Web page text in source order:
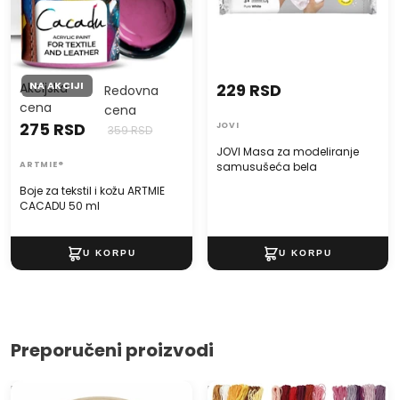
NA AKCIJI
Boje za tekstil i kožu ARTMIE
CACADU 50 ml
Akcijska
cena
275 RSD
Redovna
cena
359 RSD
ARTMIE®
JOVI Masa za modeliranje
samusušeća bela
229 RSD
JOVI
Preporučeni proizvodi
Ram za vez Konci za vez 1 mm